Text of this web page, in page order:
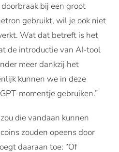
bij een groot
gebruikt, wil je ook niet
Wat dat betreft is het
de introductie van AI-tool
meer dankzij het
kunnen we in deze
momentje gebruiken.”
die vandaan kunnen
zouden opeens door
daaraan toe: “Of